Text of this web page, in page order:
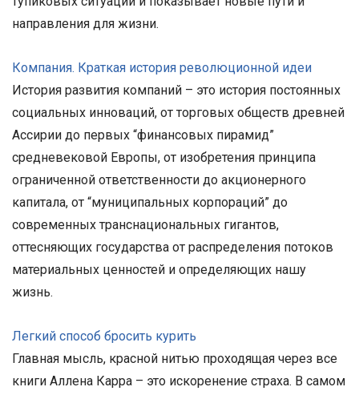
направления для жизни.
Компания. Краткая история революционной идеи
История развития компаний – это история постоянных
социальных инноваций, от торговых обществ древней
Ассирии до первых “финансовых пирамид”
средневековой Европы, от изобретения принципа
ограниченной ответственности до акционерного
капитала, от “муниципальных корпораций” до
современных транснациональных гигантов,
оттесняющих государства от распределения потоков
материальных ценностей и определяющих нашу
жизнь.
Легкий способ бросить курить
Главная мысль, красной нитью проходящая через все
книги Аллена Карра – это искоренение страха. В самом